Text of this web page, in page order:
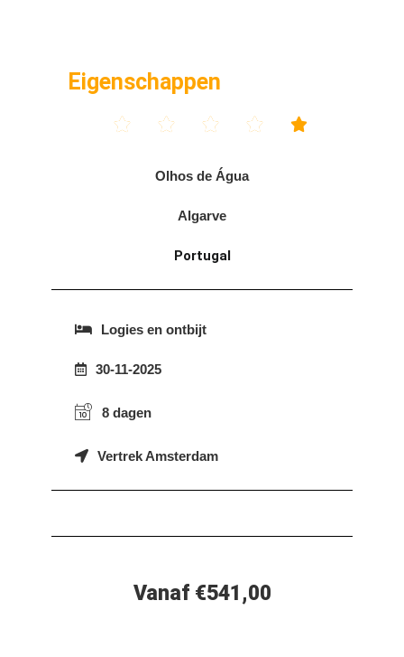
Eigenschappen
    
Olhos de Água
Algarve
Portugal
Logies en ontbijt
30-11-2025
8 dagen
Vertrek Amsterdam
Vanaf €541,00